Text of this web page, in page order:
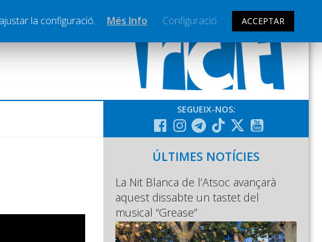
SEGUEIX-NOS:
ÚLTIMES NOTÍCIES
La Nit Blanca de l’Atsoc avançarà
aquest dissabte un tastet del
musical “Grease”
la configuració. Més Info Configuració ACCEPTAR